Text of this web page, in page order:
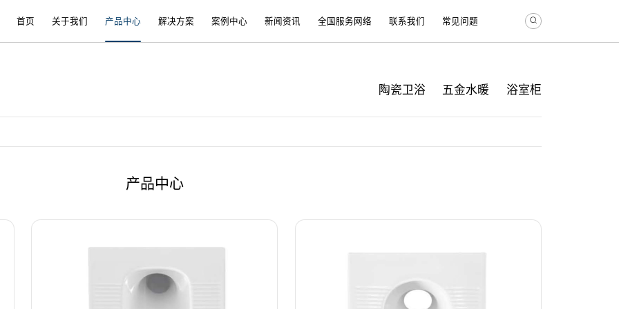
首页 关于我们 产品中心 解决方案 案例中心 新闻资讯 全国服务网络 联系我们 常见问题
陶瓷卫浴 五金水暖 浴室柜
产品中心